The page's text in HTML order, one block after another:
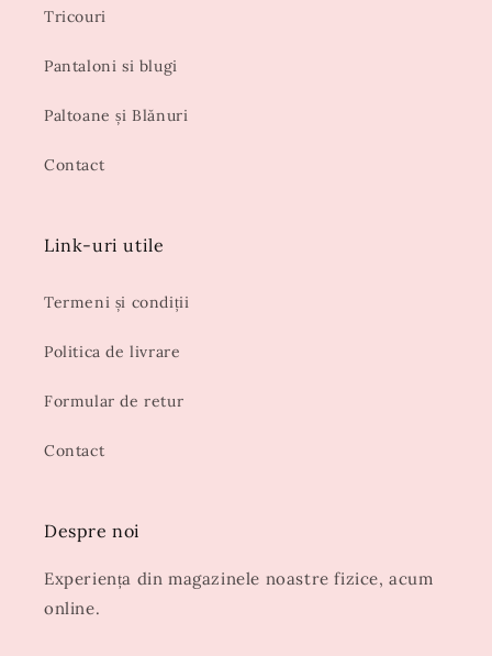
Tricouri
Pantaloni si blugi
Paltoane și Blănuri
Contact
Link-uri utile
Termeni și condiții
Politica de livrare
Formular de retur
Contact
Despre noi
Experiența din magazinele noastre fizice, acum
online.